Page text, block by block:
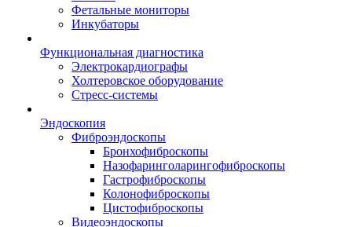
Фетальные мониторы
Инкубаторы
Функциональная диагностика
Электрокардиографы
Холтеровское оборудование
Стресс-системы
Эндоскопия
Фиброэндоскопы
Бронхофиброскопы
Назофаринголарингофиброскопы
Гастрофиброскопы
Колонофиброскопы
Цистофиброскопы
Видеоэндоскопы